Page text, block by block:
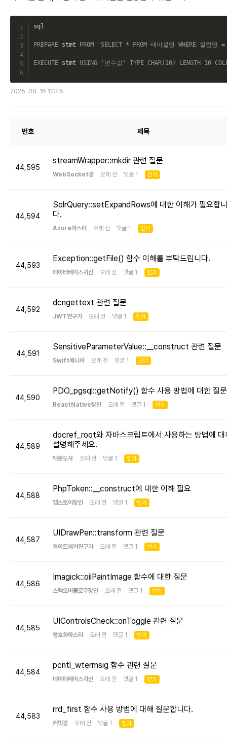
sql
PREPARE stmt FROM 'SELECT * FROM 테이블명 WHERE 컬럼명
EXECUTE stmt USING '변수값' TYPE CHAR( 10) LENGTH 10
2025-08-16 12:45
번호 제목
44,595
streamWrapper::mkdir 관련 질문
WebSocket광 오래 전 댓글 1 인기
44,594
SolrQuery::setExpandRows에 대한 이해가 필요합니
다.
Azure마스터 오래 전 댓글 1 인기
44,593
Exception::getFile() 함수 이해를 부탁드립니다.
데이터베이스귀신 오래 전 댓글 1 인기
44,592
dcngettext 관련 질문
JWT연구가 오래 전 댓글 1 인기
44,591
SensitiveParameterValue::__construct 관련 질문
Swift매니아 오래 전 댓글 1 인기
44,590
PDO_pgsql::getNotify() 함수 사용 방법에 대한 질문
ReactNative장인 오래 전 댓글 1 인기
44,589
docref_root와 자바스크립트에서 사용하는 방법에 대
설명해주세요.
백준도사 오래 전 댓글 1 인기
44,588
PhpToken::__construct에 대한 이해 필요
앱스토어장인 오래 전 댓글 1 인기
44,587
UIDrawPen::transform 관련 질문
화이트해커연구가 오래 전 댓글 1 인기
44,586
Imagick::oilPaintImage 함수에 대한 질문
스택오버플로우장인 오래 전 댓글 1 인기
44,585
UIControlsCheck::onToggle 관련 질문
암호화마스터 오래 전 댓글 1 인기
44,584
pcntl_wtermsig 함수 관련 질문
데이터베이스귀신 오래 전 댓글 1 인기
44,583
rrd_first 함수 사용 방법에 대해 질문합니다.
커밋광 오래 전 댓글 1 인기